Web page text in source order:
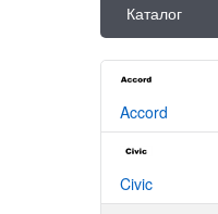
Каталог
Accord
Civic